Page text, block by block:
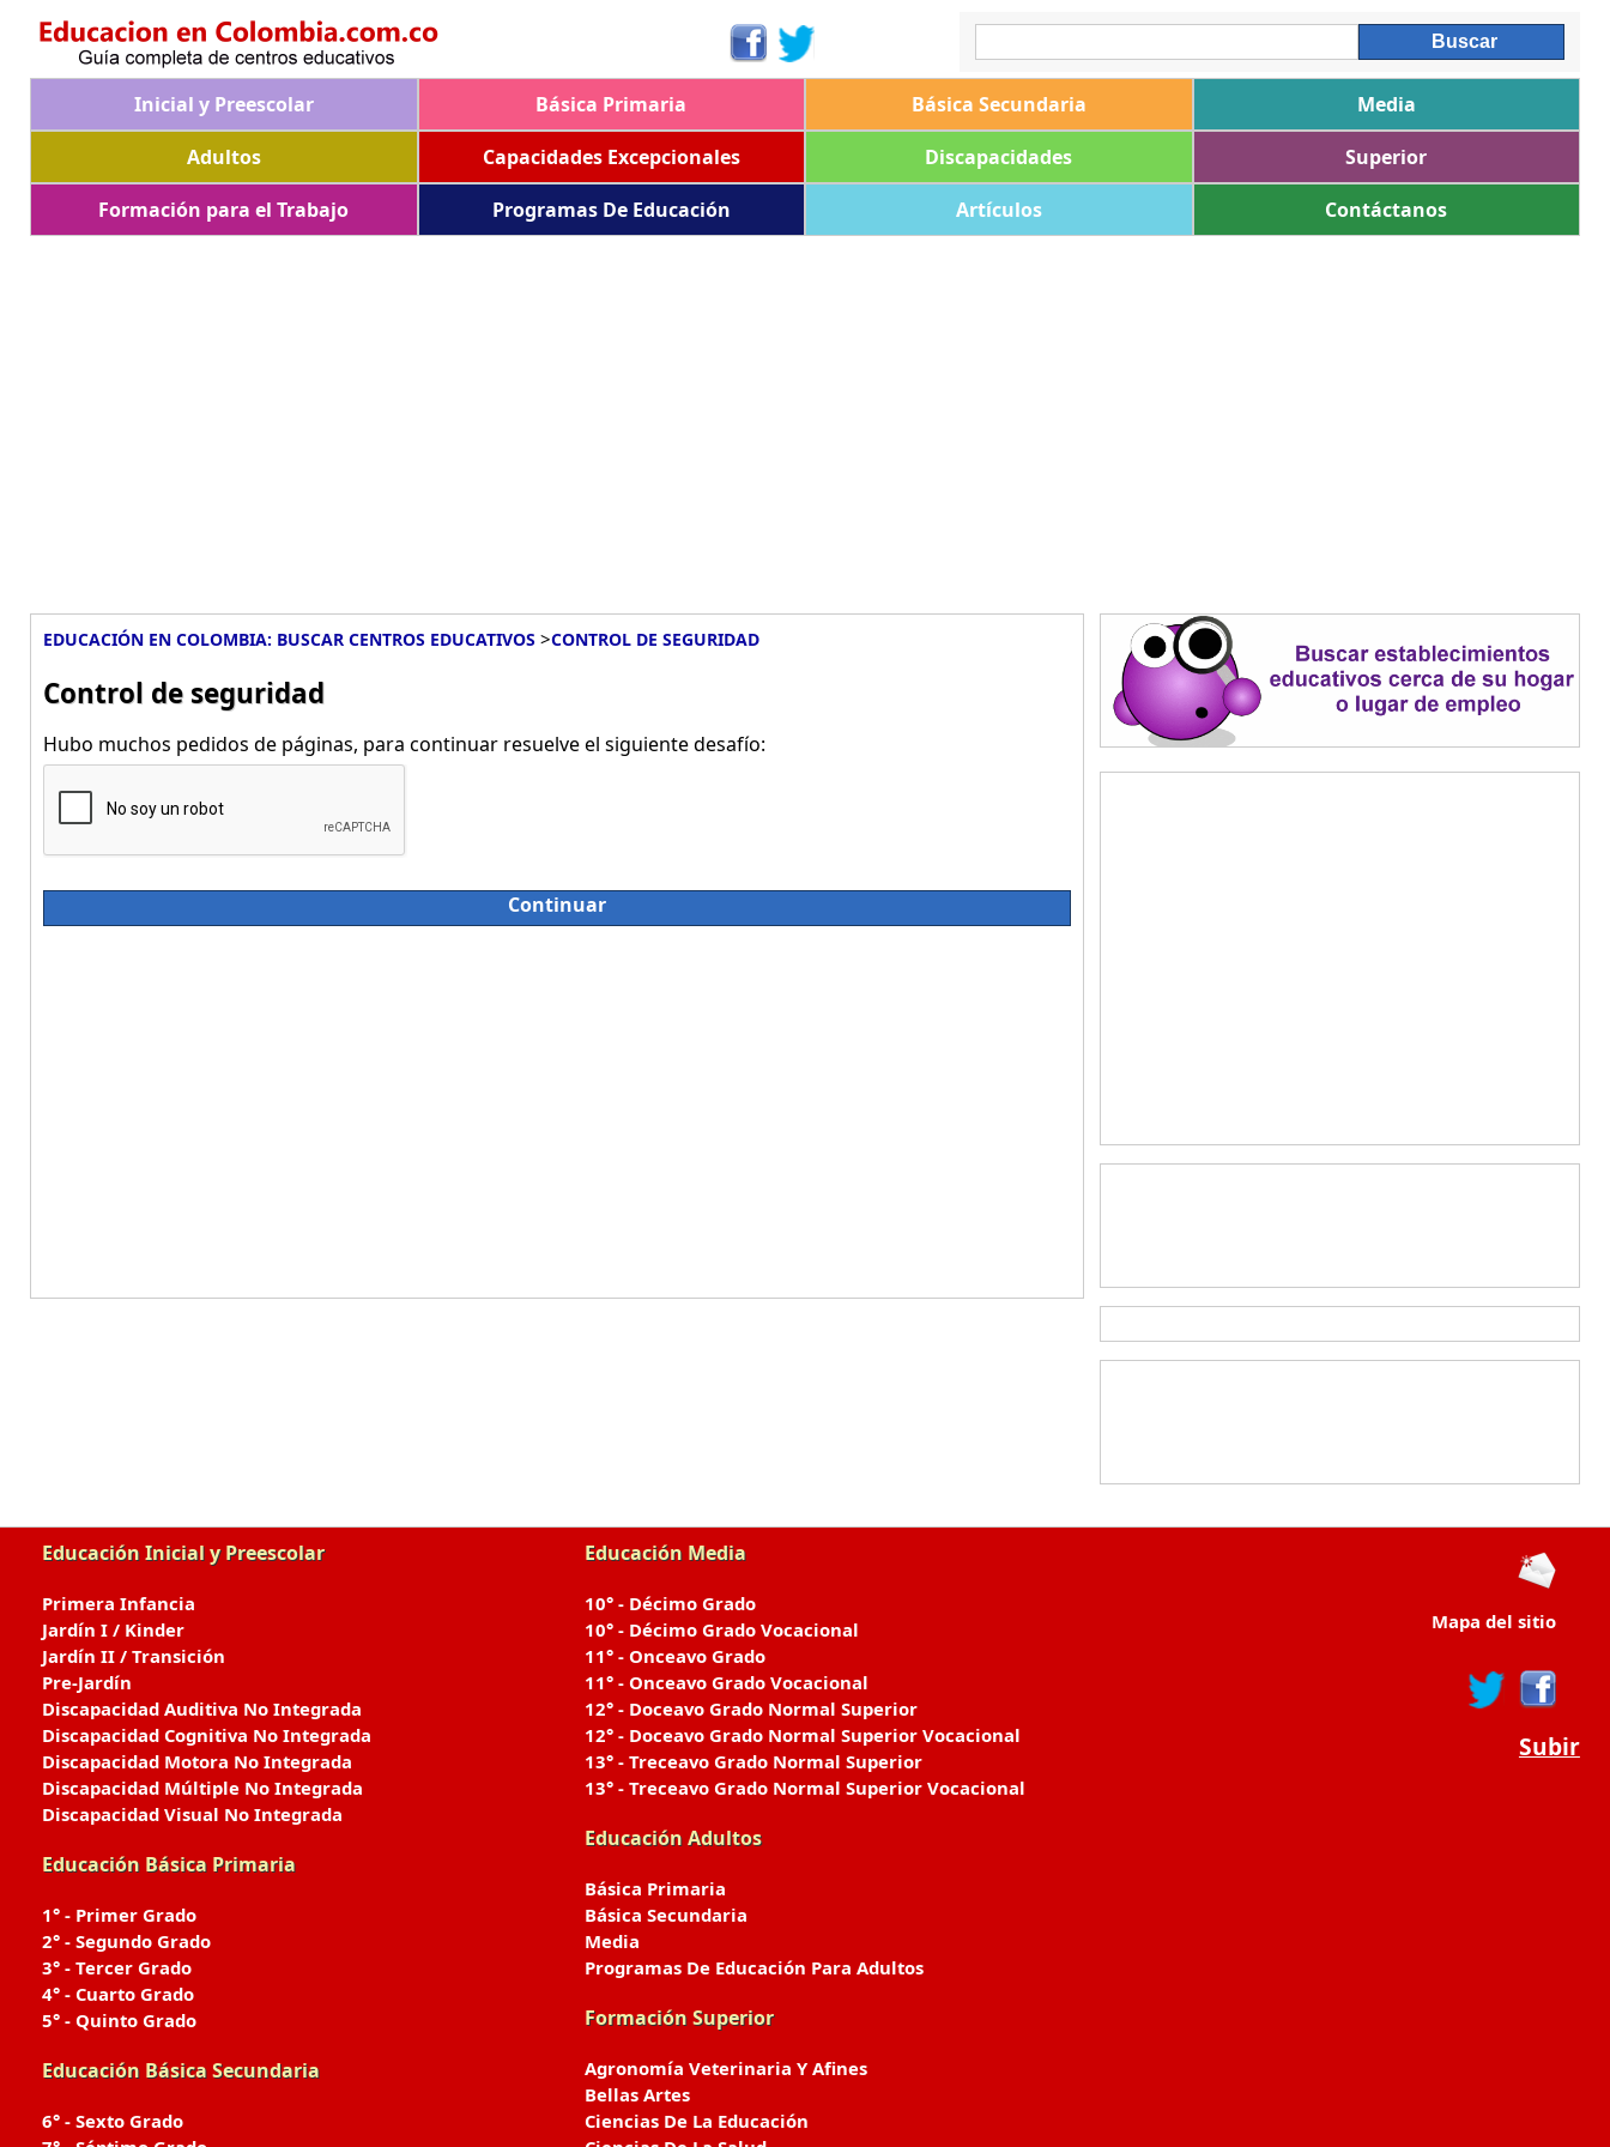
Inicial y Preescolar Básica Primaria Básica Secundaria
Media
Adultos
Capacidades Excepcionales Discapacidades
Superior
Formación para el Trabajo
Programas De Educación Artículos Contáctanos
EDUCACIÓN EN COLOMBIA: BUSCAR CENTROS EDUCATIVOS >CONTROL DE SEGURIDAD
Control de seguridad
Hubo muchos pedidos de páginas, para continuar resuelve el siguiente desafío:
Continuar
Educación Inicial y Preescolar
Primera Infancia
Jardín I / Kinder
Jardín II / Transición
Pre-Jardín
Discapacidad Auditiva No Integrada
Discapacidad Cognitiva No Integrada
Discapacidad Motora No Integrada
Discapacidad Múltiple No Integrada
Discapacidad Visual No Integrada
Educación Básica Primaria
1° - Primer Grado
2° - Segundo Grado
3° - Tercer Grado
4° - Cuarto Grado
5° - Quinto Grado
Educación Básica Secundaria
6° - Sexto Grado
Educación Media
10° - Décimo Grado
10° - Décimo Grado Vocacional
11° - Onceavo Grado
11° - Onceavo Grado Vocacional
12° - Doceavo Grado Normal Superior
12° - Doceavo Grado Normal Superior Vocacional
13° - Treceavo Grado Normal Superior
13° - Treceavo Grado Normal Superior Vocacional
Educación Adultos
Básica Primaria
Básica Secundaria
Media
Programas De Educación Para Adultos
Formación Superior
Agronomía Veterinaria Y Afines
Bellas Artes
Ciencias De La Educación
Mapa del sitio
Subir